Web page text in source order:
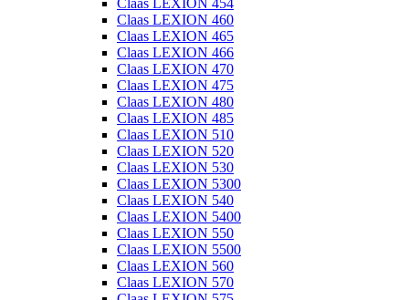
Claas LEXION 454
Claas LEXION 460
Claas LEXION 465
Claas LEXION 466
Claas LEXION 470
Claas LEXION 475
Claas LEXION 480
Claas LEXION 485
Claas LEXION 510
Claas LEXION 520
Claas LEXION 530
Claas LEXION 5300
Claas LEXION 540
Claas LEXION 5400
Claas LEXION 550
Claas LEXION 5500
Claas LEXION 560
Claas LEXION 570